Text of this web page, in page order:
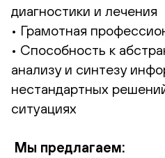
диагностики и лечения
• Грамотная
• Способность к
анализу и синтезу
нестандартных
ситуациях
Мы предлагаем: